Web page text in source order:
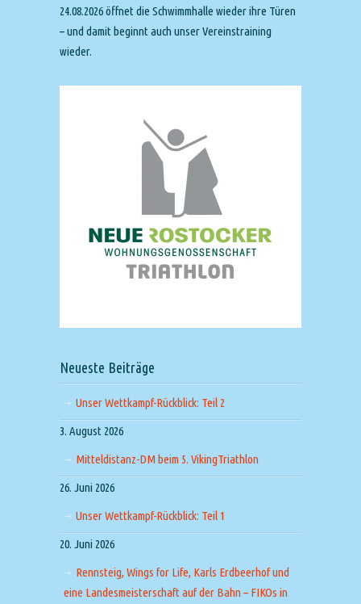
24.08.2026 öffnet die Schwimmhalle wieder ihre Türen
– und damit beginnt auch unser Vereinstraining
wieder.
Neueste Beiträge
Unser Wettkampf-Rückblick: Teil 2
3. August 2026
Mitteldistanz-DM beim 5. VikingTriathlon
26. Juni 2026
Unser Wettkampf-Rückblick: Teil 1
20. Juni 2026
Rennsteig, Wings for Life, Karls Erdbeerhof und
eine Landesmeisterschaft auf der Bahn – FIKOs in